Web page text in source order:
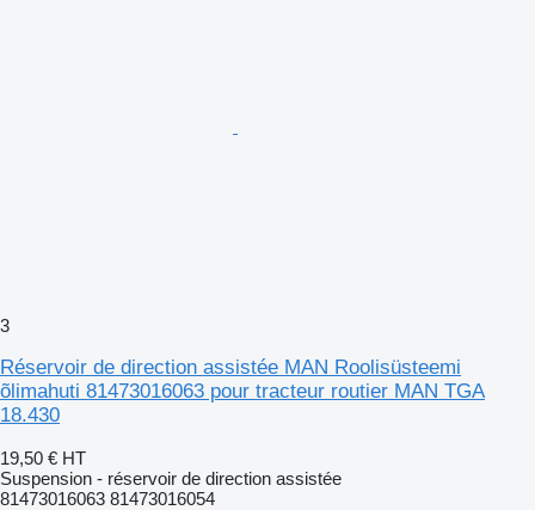
3
Réservoir de direction assistée MAN Roolisüsteemi
õlimahuti 81473016063 pour tracteur routier MAN TGA
18.430
19,50 € HT
Suspension - réservoir de direction assistée
81473016063 81473016054